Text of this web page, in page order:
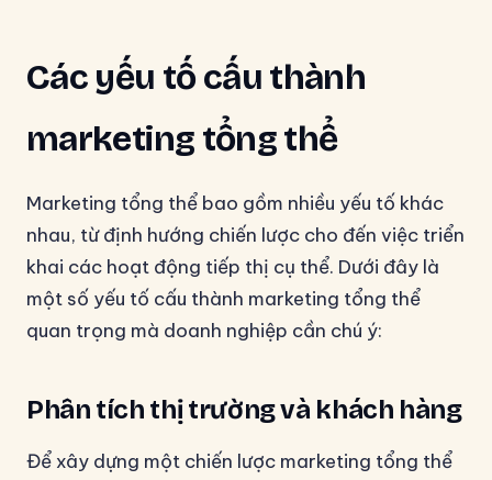
Các yếu tố cấu thành
marketing tổng thể
Marketing tổng thể bao gồm nhiều yếu tố khác
nhau, từ định hướng chiến lược cho đến việc triển
khai các hoạt động tiếp thị cụ thể. Dưới đây là
một số yếu tố cấu thành marketing tổng thể
quan trọng mà doanh nghiệp cần chú ý:
Phân tích thị trường và khách hàng
Để xây dựng một chiến lược marketing tổng thể